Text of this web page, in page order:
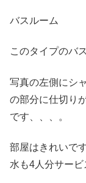
バスルーム
このタイプのバ
写真の左側にシ
の部分に仕切り
です、、、。
部屋はきれいです
水も4人分サービ